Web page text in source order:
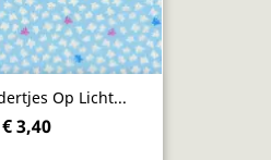
Op Licht...
€ 3,40